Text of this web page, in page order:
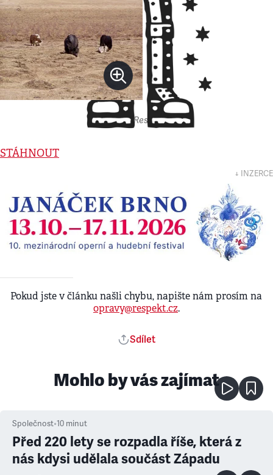
Autor: Respekt
STÁHNOUT
↓ INZERCE
Pokud jste v článku našli chybu, napište nám prosím na
opravy@respekt.cz.
Sdílet
Mohlo by vás zajímat
Společnost•10 minut
Před 220 lety se rozpadla říše, která z
nás kdysi udělala součást Západu